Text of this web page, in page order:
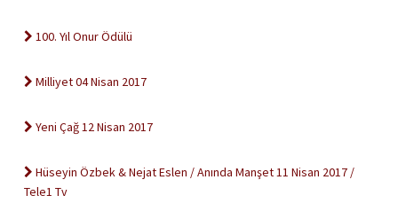
100. Yıl Onur Ödülü
Milliyet 04 Nisan 2017
Yeni Çağ 12 Nisan 2017
Hüseyin Özbek & Nejat Eslen / Anında Manşet 11 Nisan 2017 /
Tele1 Tv